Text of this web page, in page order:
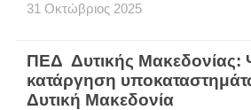
31 Οκτώβριος 2025
ΠΕΔ Δυτικής Μακεδονίας:
κατάργηση
Δυτική Μακεδονία